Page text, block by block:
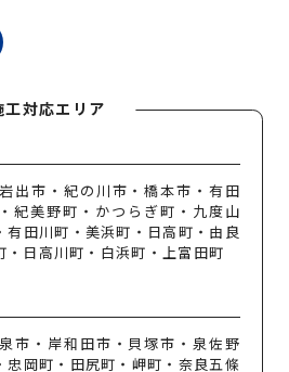
工対応エリア
出市・紀の川市・橋本市・有田
紀美野町・かつらぎ町・九度山
有田川町・美浜町・日高町・由良
・日高川町・白浜町・上富田町
市・岸和田市・貝塚市・泉佐野
忠岡町・田尻町・岬町・奈良五條